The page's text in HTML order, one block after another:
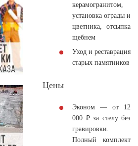
керамогранитом,
установка ограды и
цветника, отсыпка
щебнем
Уход и реставрация
старых памятников
Цены
Эконом — от 12
000 ₽ за стелу без
гравировки.
Полный комплект